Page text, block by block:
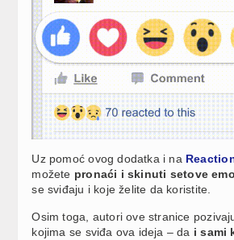
Uz pomoć ovog dodatka i na
možete pronaći i skinuti setove
se sviđaju i koje želite da koristite.
Osim toga, autori ove stranice
kojima se sviđa ova ideja – da i sami